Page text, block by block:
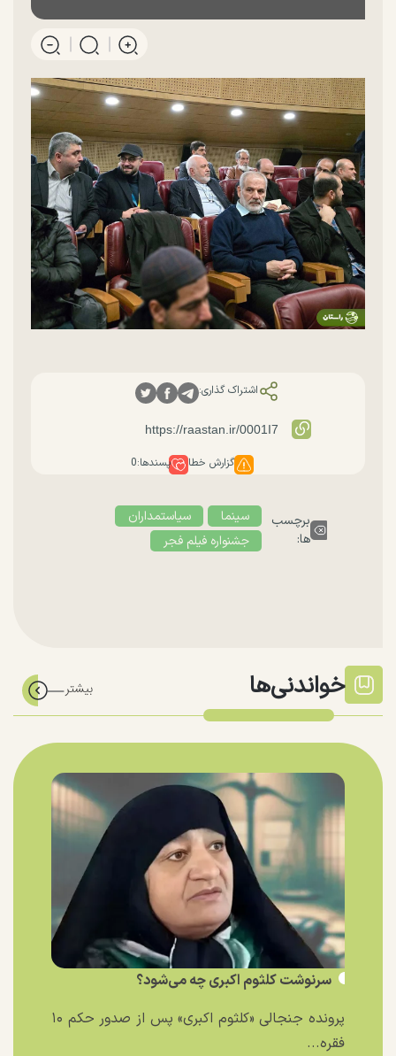
اشتراک گذاری:
گزارش خطا پسندها:0
برچسب
ها:
سینما
سیاستمداران
جشنواره فیلم فجر
خواندنی‌ها
سرنوشت کلثوم اکبری چه می‌شود؟
پرونده جنجالی «کلثوم اکبری» پس از صدور حکم ۱۰
فقره...